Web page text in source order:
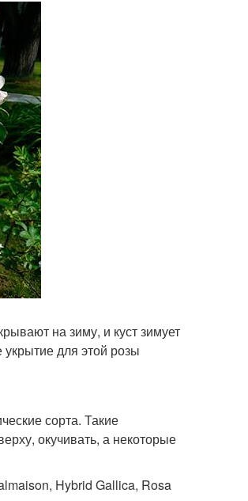
на зиму, и куст зимует
для этой розы
сорта. Такие
окучивать, а некоторые
Hybrid Gallica, Rosa